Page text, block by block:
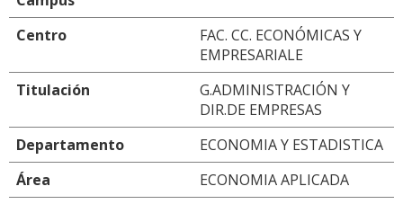
Centro
FAC. CC. ECONÓMICAS Y
EMPRESARIALE
Titulación
G.ADMINISTRACIÓN Y
DIR.DE EMPRESAS
Departamento
ECONOMIA Y ESTADISTICA
Área
ECONOMIA APLICADA